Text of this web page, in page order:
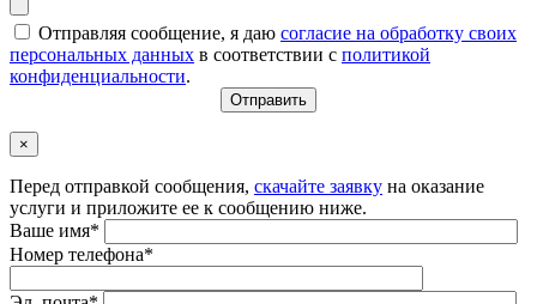
Отправляя сообщение, я даю согласие на обработку своих
персональных данных в соответствии с политикой
конфиденциальности.
×
Перед отправкой сообщения, скачайте заявку на оказание
услуги и приложите ее к сообщению ниже.
Ваше имя*
Номер телефона*